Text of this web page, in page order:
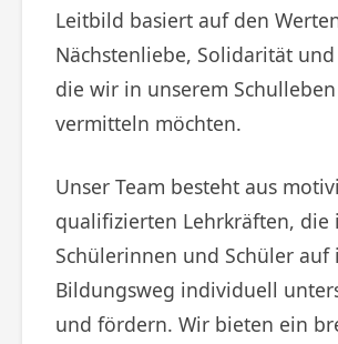
Leitbild basiert auf den
Nächstenliebe, Solidarität und
die wir in unserem
vermitteln möchten.
Unser Team besteht aus
qualifizierten Lehrkräften, die
Schülerinnen und Schüler auf
Bildungsweg individuell
und fördern. Wir bieten ein